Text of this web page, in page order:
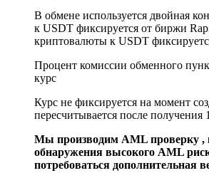
В обмене используется двойная
к USDT фиксируется от биржи
криптовалюты к USDT
Процент комиссии обменного
курс
Курс не фиксируется на момент
пересчитывается после получения
Мы производим AML проверку ,
обнаружения высокого AML
потребоваться дополнительная